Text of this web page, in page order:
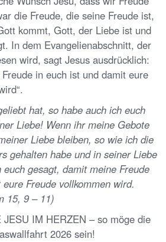
die Freude, die seine Freude ist,
kommt, Gott, der Liebe ist und
In dem Evangelienabschnitt, der
wird, sagt Jesus ausdrücklich:
in euch ist und damit eure
hat, so habe auch ich euch
Liebe! Wenn ihr meine Gebote
Liebe bleiben, so wie ich die
gehalten habe und in seiner Liebe
gesagt, damit meine Freude
Freude vollkommen wird.
15, 9 – 11)
IM HERZEN – so möge die
2026 sein!